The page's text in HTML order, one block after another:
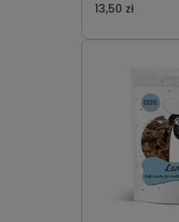
13,50 zł